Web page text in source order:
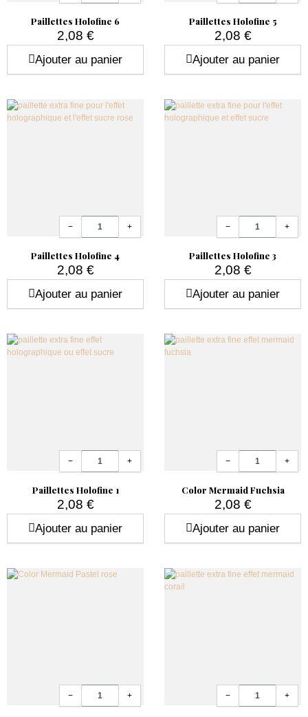
Paillettes Holofine 6
2,08 €
Ajouter au panier
Paillettes Holofine 5
2,08 €
Ajouter au panier
Paillettes Holofine 4
2,08 €
− +
Ajouter au panier
Paillettes Holofine 3
2,08 €
− +
Ajouter au panier
Paillettes Holofine 1
2,08 €
− +
Ajouter au panier
Color Mermaid Fuchsia
2,08 €
− +
Ajouter au panier
− + − +